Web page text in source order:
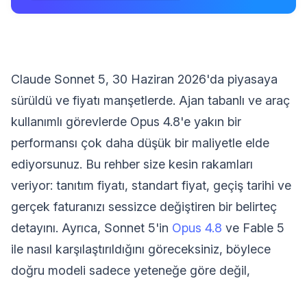
Claude Sonnet 5, 30 Haziran 2026'da piyasaya
sürüldü ve fiyatı manşetlerde. Ajan tabanlı ve araç
kullanımlı görevlerde Opus 4.8'e yakın bir
performansı çok daha düşük bir maliyetle elde
ediyorsunuz. Bu rehber size kesin rakamları
veriyor: tanıtım fiyatı, standart fiyat, geçiş tarihi ve
gerçek faturanızı sessizce değiştiren bir belirteç
detayını. Ayrıca, Sonnet 5'in Opus 4.8 ve Fable 5
ile nasıl karşılaştırıldığını göreceksiniz, böylece
doğru modeli sadece yeteneğe göre değil,